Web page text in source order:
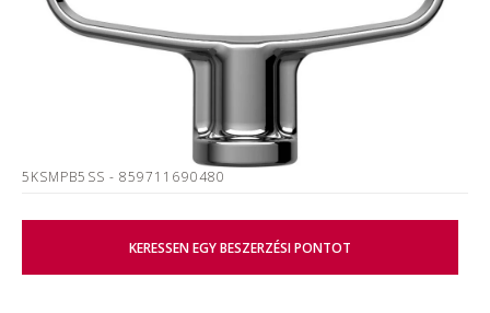
5KSMPB5SS - 859711690480
KERESSEN EGY BESZERZÉSI PONTOT